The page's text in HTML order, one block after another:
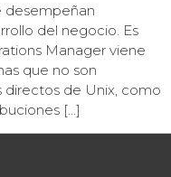
desempeñan
del negocio. Es
Manager viene
que no son
directos de Unix, como
[…]